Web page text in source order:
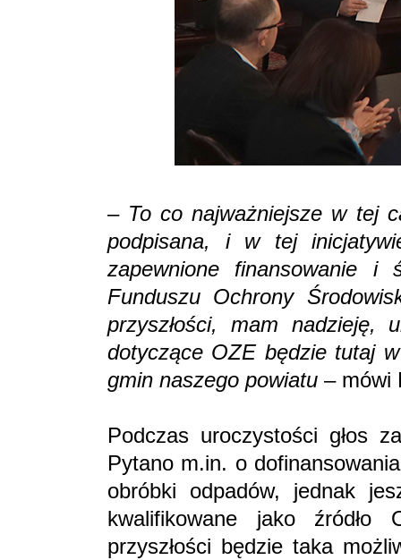
– To co najważniejsze w tej
podpisana, i w tej
zapewnione finansowanie i
Funduszu Ochrony
przyszłości, mam
dotyczące OZE będzie tutaj
gmin naszego powiatu – mówi
Podczas uroczystości głos
Pytano m.in. o
obróbki odpadów, jednak
kwalifikowane jako
przyszłości będzie taka